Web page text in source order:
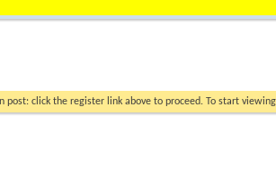
post: click the register link above to proceed. To start